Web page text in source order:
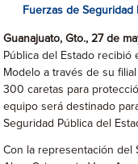
Fuerzas de Seguridad
Guanajuato, Gto., 27 de
Pública del Estado
Modelo a través de su
300 caretas para
equipo será destinado
Seguridad Pública del
Con la representación del